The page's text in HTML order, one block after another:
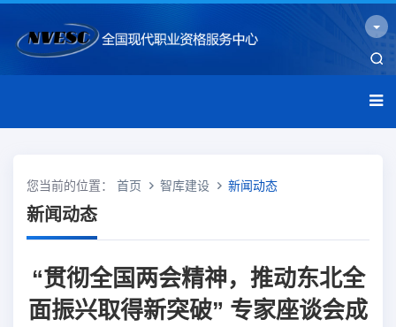
您当前的位置： 首页 智库建设 新闻动态
新闻动态
“贯彻全国两会精神，推动东北全
面振兴取得新突破” 专家座谈会成